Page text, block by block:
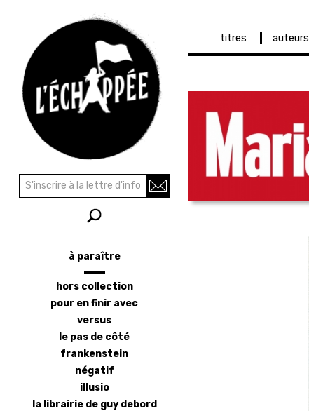
contenu
principal
principale
titres auteurs
Rechercher
latéral
à paraître
hors collection
pour en finir avec
versus
le pas de côté
frankenstein
négatif
illusio
la librairie de guy debord